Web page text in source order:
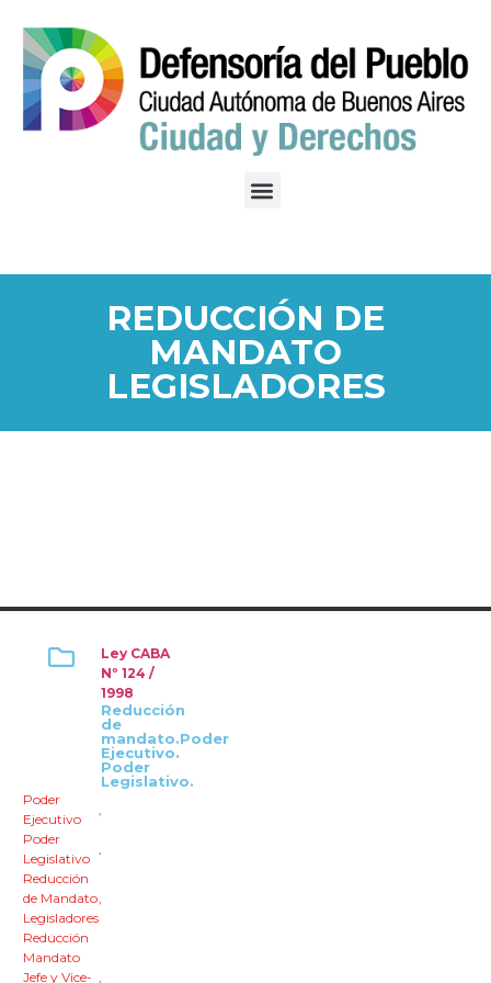
REDUCCIÓN DE
MANDATO
LEGISLADORES
Ley CABA
Nº 124 /
1998
Reducción
de
mandato.Poder
Ejecutivo.
Poder
Legislativo.
Poder
Ejecutivo
,
Poder
Legislativo
,
Reducción
de Mandato
Legisladores
,
Reducción
Mandato
Jefe y Vice- ,